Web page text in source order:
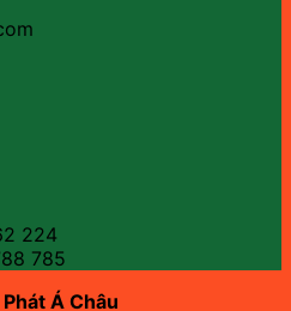
224
785
Á Châu